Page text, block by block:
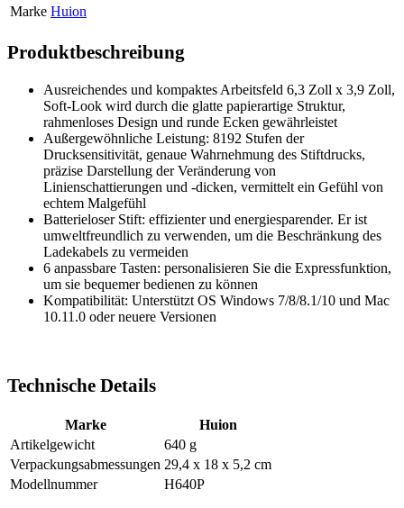
Marke Huion
Produktbeschreibung
Ausreichendes und kompaktes Arbeitsfeld 6,3 Zoll x 3,9 Zoll,
Soft-Look wird durch die glatte papierartige Struktur,
rahmenloses Design und runde Ecken gewährleistet
Außergewöhnliche Leistung: 8192 Stufen der
Drucksensitivität, genaue Wahrnehmung des Stiftdrucks,
präzise Darstellung der Veränderung von
Linienschattierungen und -dicken, vermittelt ein Gefühl von
echtem Malgefühl
Batterieloser Stift: effizienter und energiesparender. Er ist
umweltfreundlich zu verwenden, um die Beschränkung des
Ladekabels zu vermeiden
6 anpassbare Tasten: personalisieren Sie die Expressfunktion,
um sie bequemer bedienen zu können
Kompatibilität: Unterstützt OS Windows 7/8/8.1/10 und Mac
10.11.0 oder neuere Versionen
Technische Details
Marke
Huion
Artikelgewicht
640 g
Verpackungsabmessungen 29,4 x 18 x 5,2 cm
Modellnummer
H640P